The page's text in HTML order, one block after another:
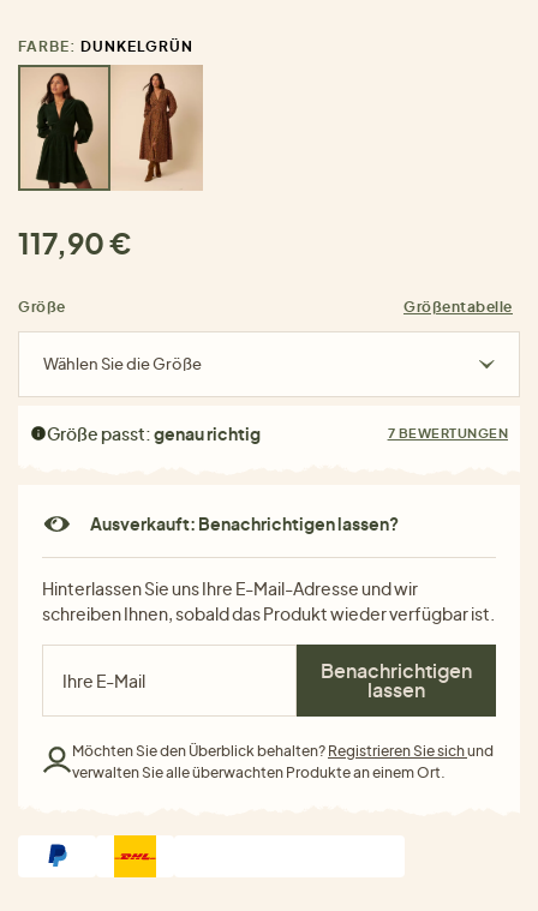
FARBE: DUNKELGRÜN
117,90 €
Größe Größentabelle
Wählen Sie die Größe
Größe passt:genau richtig 7 BEWERTUNGEN
Ausverkauft: Benachrichtigen lassen?
Hinterlassen Sie uns Ihre E-Mail-Adresse und wir
schreiben Ihnen, sobald das Produkt wieder verfügbar ist.
Benachrichtigen
lassen
Möchten Sie den Überblick behalten? Registrieren Sie sichund
verwalten Sie alle überwachten Produkte an einem Ort.